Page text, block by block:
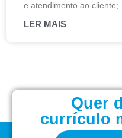
e atendimento ao cliente;
LER MAIS
Quer
currículo